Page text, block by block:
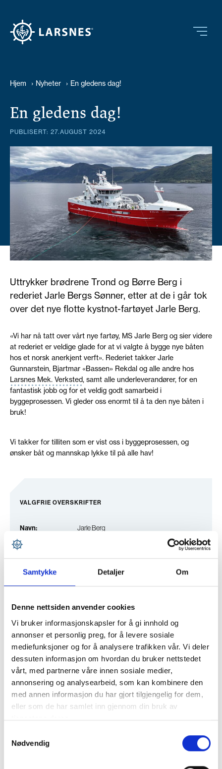
Samtykke Detaljer Om
Denne nettsiden anvender cookies
Vi bruker informasjonskapsler for å gi innhold og
annonser et personlig preg, for å levere sosiale
mediefunksjoner og for å analysere trafikken vår. Vi deler
dessuten informasjon om hvordan du bruker nettstedet
vårt, med partnerne våre innen sosiale medier,
annonsering og analysearbeid, som kan kombinere den
med annen informasjon du har gjort tilgjengelig for dem,
eller som de har samlet inn gjennom din bruk av
tjenestene deres.
Nødvendig
Hjem › Nyheter › En gledens dag!
En gledens dag!
PUBLISERT: 27.AUGUST 2024
Uttrykker brødrene Trond og Børre Berg i
rederiet Jarle Bergs Sønner, etter at de i går tok
over det nye flotte kystnot-fartøyet Jarle Berg.
«Vi har nå tatt over vårt nye fartøy, MS Jarle Berg og sier videre
at rederiet er veldige glade for at vi valgte å bygge nye båten
hos et norsk anerkjent verft». Rederiet takker Jarle
Gunnarstein, Bjartmar «Bassen» Rekdal og alle andre hos
Larsnes Mek. Verksted, samt alle underleverandører, for en
fantastisk jobb og for et veldig godt samarbeid i
byggeprosessen. Vi gleder oss enormt til å ta den nye båten i
bruk!
Vi takker for tilliten som er vist oss i byggeprosessen, og
ønsker båt og mannskap lykke til på alle hav!
VALGFRIE OVERSKRIFTER
Navn: Jarle Berg
Verft:
Design: Skipskompetanse SK-3151
Type: Snurrevad /notfartøy
FOR YTTERLIGERE INFORMASJON OM PROSJEKTET
Jarle Gunnarstein
+47 915 61 630